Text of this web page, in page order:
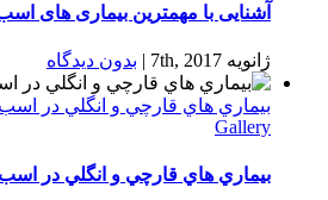
آشنایی با مهمترین بیماری های
ژانویه 7th, 2017 | بدون ديدگاه
بيماري هاي قارچي و انگلي در اسب
Gallery
بيماري هاي قارچي و انگلي در اسب